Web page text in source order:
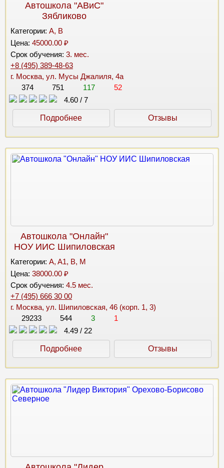
Автошкола "АВиС"
Зябликово
Категории: A, B
Цена: 45000.00 ₽
Срок обучения: 3. мес.
+8 (495) 389-48-63
г. Москва, ул. Мусы Джалиля, 4а
374
751 117
52
4.60 / 7
Подробнее Отзывы
Автошкола "Онлайн"
НОУ ИИС Шипиловская
Категории: A, A1, B, M
Цена: 38000.00 ₽
Срок обучения: 4.5 мес.
+7 (495) 666 30 00
г. Москва, ул. Шипиловская, 46 (корп. 1, 3)
29233
544 3
1
4.49 / 22
Подробнее Отзывы